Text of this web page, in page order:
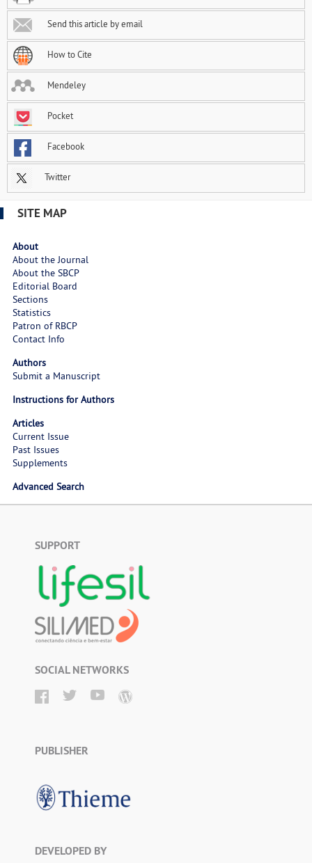
Send this article by email
How to Cite
Mendeley
Pocket
Facebook
Twitter
SITE MAP
About
About the Journal
About the SBCP
Editorial Board
Sections
Statistics
Patron of RBCP
Contact Info
Authors
Submit a Manuscript
Instructions for Authors
Articles
Current Issue
Past Issues
Supplements
Advanced Search
SUPPORT
SOCIAL NETWORKS
PUBLISHER
DEVELOPED BY